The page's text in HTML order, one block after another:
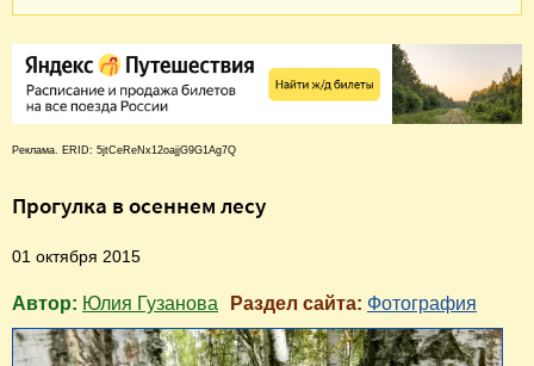
Реклама. ERID: 5jtCeReNx12oajjG9G1Ag7Q
Прогулка в осеннем лесу
01 октября 2015
Автор: Юлия Гузанова Раздел сайта: Фотография